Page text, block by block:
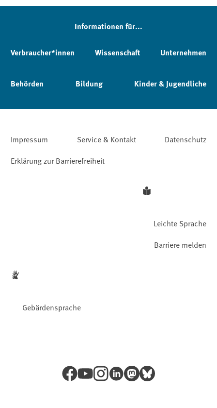
Informationen für...
Verbraucher*innen Wissenschaft Unternehmen
Behörden Bildung Kinder & Jugendliche
Impressum Service & Kontakt
Datenschutz
Erklärung zur Barrierefreiheit
Leichte Sprache
Gebärdensprache
Barriere melden